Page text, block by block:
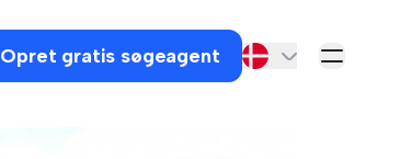
Opret gratis søgeagent